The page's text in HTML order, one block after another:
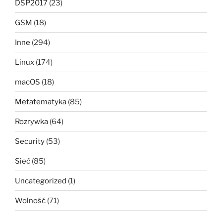
DSP2017 (23)
GSM (18)
Inne (294)
Linux (174)
macOS (18)
Metatematyka (85)
Rozrywka (64)
Security (53)
Sieć (85)
Uncategorized (1)
Wolność (71)